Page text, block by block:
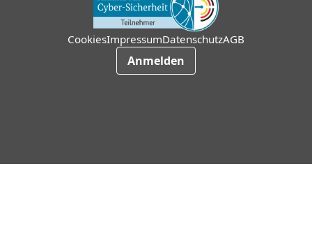
CookiesImpressumDatenschutzAGB
Anmelden